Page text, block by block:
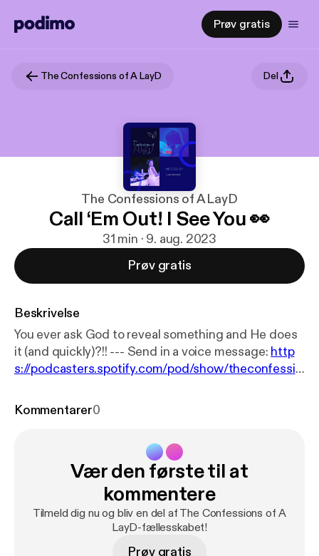
Prøv gratis
The Confessions of A LayD Del
The Confessions of A LayD
Call ‘Em Out! I See You 👀
31 min · 9. aug. 2023
Prøv gratis
Beskrivelse
You ever ask God to reveal something and He does
it (and quickly)?!! --- Send in a voice message: http
s://podcasters.spotify.com/pod/show/theconfessio
odcasters.spotify.com/pod/show/theconfessionsof
Kommentarer0
Vær den første til at
kommentere
Tilmeld dig nu og bliv en del af The Confessions of A
LayD-fællesskabet!
Prøv gratis